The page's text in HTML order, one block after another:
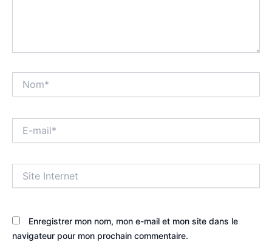
mail*
Internet
Enregistrer mon nom, mon e-mail et mon site dans le
navigateur pour mon prochain commentaire.